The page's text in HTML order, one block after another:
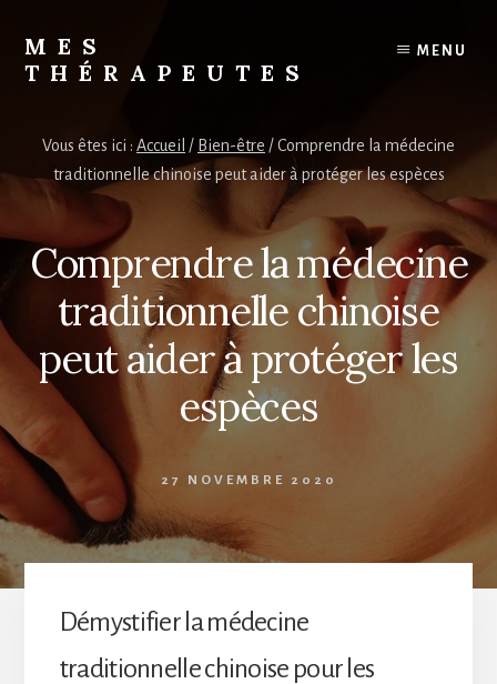
content
MES
THÉRAPEUTES
thérapeute
MENU
Vous êtes ici : Accueil / Bien-être /Comprendre la médecine
traditionnelle chinoise peut aider à protéger les espèces
Comprendre la médecine
traditionnelle chinoise
peut aider à protéger les
espèces
27 NOVEMBRE 2020
Démystifier la médecine
traditionnelle chinoise pour les